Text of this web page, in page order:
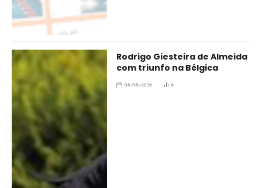
Rodrigo Giesteira de Almeida
com triunfo na Bélgica
05/08/2026 6